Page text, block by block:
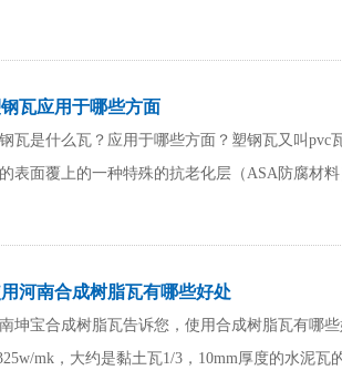
瓦应用于哪些方面
瓦是什么瓦？应用于哪些方面？塑钢瓦又叫
表面覆上的一种特殊的抗老化层（ASA防腐材
河南合成树脂瓦有哪些好处
坤宝合成树脂瓦告诉您，使用合成树脂瓦有哪
mk，大约是黏土瓦1/3，10mm厚度的水泥瓦